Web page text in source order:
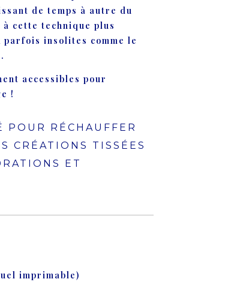
de temps à autre du
cette technique plus
parfois insolites comme le
accessibles pour
!
POUR RÉCHAUFFER
CRÉATIONS TISSÉES
ET
imprimable)